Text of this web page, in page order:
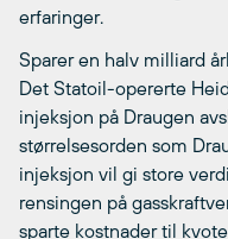
erfaringer.
Sparer en halv milliard
Det Statoil-opererte
injeksjon på Draugen
størrelsesorden som
injeksjon vil gi store
rensingen på
sparte kostnader til